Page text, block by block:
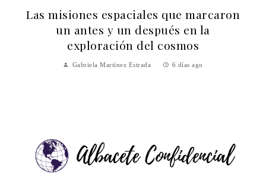
Las misiones espaciales que marcaron
un antes y un después en la
exploración del cosmos
Gabriela Martínez Estrada 6 días ago